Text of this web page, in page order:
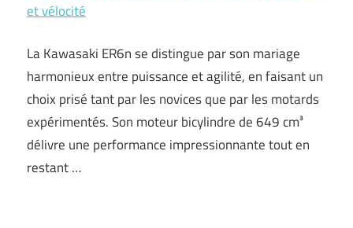
et vélocité
La Kawasaki ER6n se distingue par son mariage
harmonieux entre puissance et agilité, en faisant un
choix prisé tant par les novices que par les motards
expérimentés. Son moteur bicylindre de 649 cm³
délivre une performance impressionnante tout en
restant …